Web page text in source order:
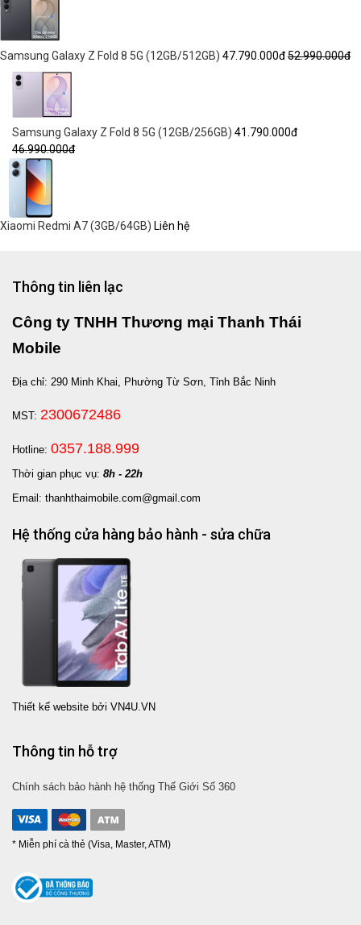
Samsung Galaxy Z Fold 8 5G (12GB/512GB) 47.790.000đ52.990.000đ
Samsung Galaxy Z Fold 8 5G (12GB/256GB) 41.790.000đ
46.990.000đ
Xiaomi Redmi A7 (3GB/64GB) Liên hệ
Thông tin liên lạc
Công ty TNHH Thương mại Thanh Thái
Mobile
Địa chỉ: 290 Minh Khai, Phường Từ Sơn, Tỉnh Bắc Ninh
MST: 2300672486
Hotline: 0357.188.999
Thời gian phục vụ: 8h - 22h
Email: thanhthaimobile.com@gmail.com
Hệ thống cửa hàng bảo hành - sửa chữa
Thiết kế website bởi VN4U.VN
Thông tin hỗ trợ
Chính sách bảo hành hệ thống Thế Giới Số 360
* Miễn phí cà thẻ (Visa, Master, ATM)